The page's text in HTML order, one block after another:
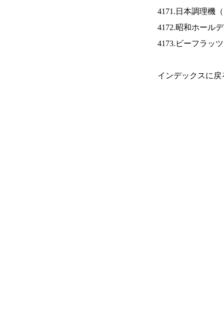
4171.日本調理機（
4172.昭和ホール
4173.ビーフラッ
インデックスに戻